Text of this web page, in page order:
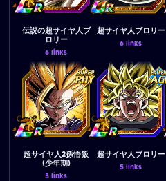
伝説の超サイヤ人ブ
ロリー
6 links
超サイヤ人ブロリー
6 links
超サイヤ人2孫悟飯
(少年期)
5 links
超サイヤ人ブロリー
5 links